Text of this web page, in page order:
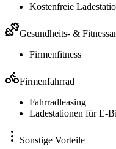
Kostenfreie
Gesundheits- &
Firmenfitness
Firmenfahrrad
Fahrradleasing
Ladestationen für E-
Sonstige Vorteile